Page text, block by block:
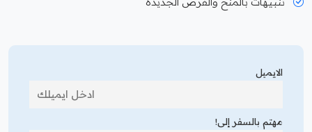
الايميل
مهتم بالسفر إلى!